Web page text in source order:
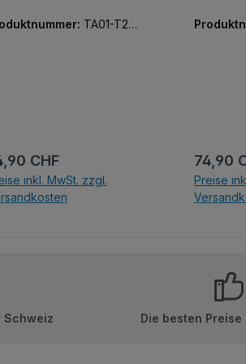
TA01-T20
Preis:
CHF
inkl. MwSt. zzgl.
74,90
Preise
Schweiz Die besten